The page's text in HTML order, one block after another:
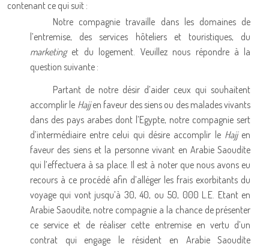
contenant ce qui suit :
Notre compagnie travaille dans les domaines de
l’entremise, des services hôteliers et touristiques, du
marketinget du logement. Veuillez nous répondre à la
question suivante :
Partant de notre désir d’aider ceux qui souhaitent
accomplir le Hajjen faveur des siens ou des malades vivants
dans des pays arabes dont l’Egypte, notre compagnie sert
d’intermédiaire entre celui qui désire accomplir le Hajjen
faveur des siens et la personne vivant en Arabie Saoudite
qui l’effectuera à sa place. Il est à noter que nous avons eu
recours à ce procédé afin d’alléger les frais exorbitants du
voyage qui vont jusqu’à 30, 40, ou 50, 000 L.E. Etant en
Arabie Saoudite, notre compagnie a la chance de présenter
ce service et de réaliser cette entremise en vertu d’un
contrat qui engage le résident en Arabie Saoudite